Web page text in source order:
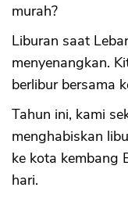
murah?
Liburan saat
menyenangkan.
berlibur bersama
Tahun ini, kami
menghabiskan
ke kota kembang
hari.